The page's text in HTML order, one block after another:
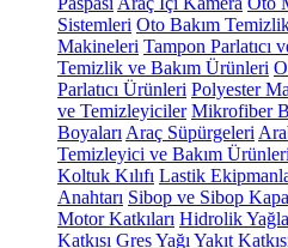
Sistemleri Oto Bakım
Makineleri Tampon Parlatıcı
Temizlik ve Bakım Ürünleri
Parlatıcı Ürünleri Polyester
ve Temizleyiciler Mikrofiber
Boyaları Araç Süpürgeleri
Temizleyici ve Bakım Ürünleri
Koltuk Kılıfı Lastik
Anahtarı Sibop ve Sibop
Motor Katkıları Hidrolik
Katkısı Gres Yağı Yakıt